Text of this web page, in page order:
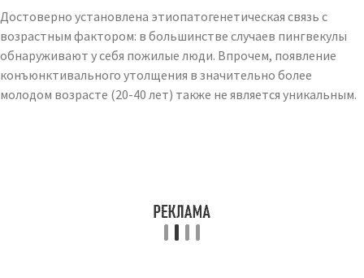
Достоверно установлена этиопатогенетическая связь с
возрастным фактором: в большинстве случаев пингвекулы
обнаруживают у себя пожилые люди. Впрочем, появление
конъюнктивального утолщения в значительно более
молодом возрасте (20-40 лет) также не является уникальным.